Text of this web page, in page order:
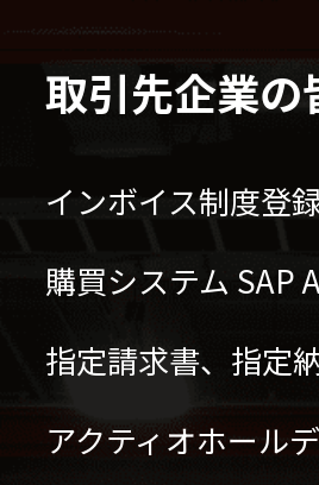
取引先企業の
インボイス制度登
購買システム SAP
指定請求書、指定
アクティオホール